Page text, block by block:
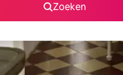
Zoeken